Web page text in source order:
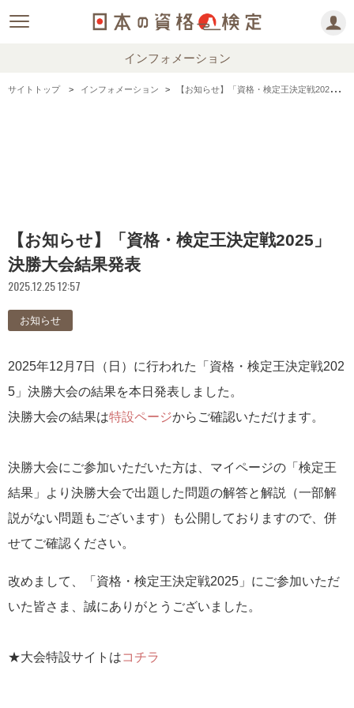
インフォメーション
サイトトップ インフォメーション 【お知らせ】「資格・検定王決定戦2025」決勝大会結果発表
【お知らせ】「資格・検定王決定戦2025」
決勝大会結果発表
2025.12.25 12:57
お知らせ
2025年12月7日（日）に行われた「資格・検定王決定戦202
5」決勝大会の結果を本日発表しました。
決勝大会の結果は特設ページからご確認いただけます。
決勝大会にご参加いただいた方は、マイページの「検定王
結果」より決勝大会で出題した問題の解答と解説（一部解
説がない問題もございます）も公開しておりますので、併
せてご確認ください。
改めまして、「資格・検定王決定戦2025」にご参加いただ
いた皆さま、誠にありがとうございました。
★大会特設サイトはコチラ